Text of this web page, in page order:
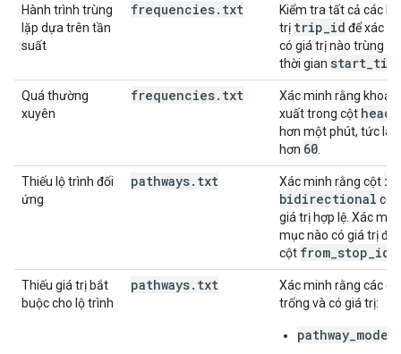
Hành trình trùng
lặp dựa trên tần
suất
frequencies. txt
Kiểm tra tất cả các
trị trip id để xác
có giá trị nào trùng
thời gian start
Quá thường
xuyên
frequencies. txt
Xác minh rằng
xuất trong cột
hơn một phút, tức là
hơn 60
Thiếu lộ trình đối
ứng
pathways. txt Xác minh rằng cột is
bidirectional có
giá trị hợp lệ. Xác
mục nào có giá trị
cột from stop id
Thiếu giá trị bắt
buộc cho lộ trình
pathways. txt
Xác minh rằng các
trống và có giá trị:
pathway_mode